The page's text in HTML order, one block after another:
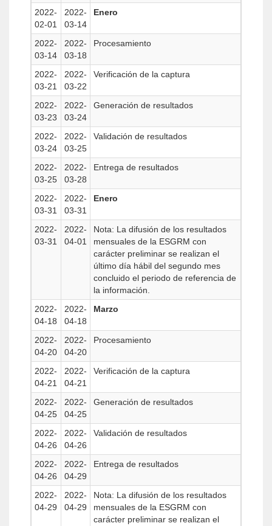
2022-
02-01
2022-
03-14
Enero
2022-
03-14
2022-
03-18
Procesamiento
2022-
03-21
2022-
03-22
Verificación de la captura
2022-
03-23
2022-
03-24
Generación de resultados
2022-
03-24
2022-
03-25
Validación de resultados
2022-
03-25
2022-
03-28
Entrega de resultados
2022-
03-31
2022-
03-31
Enero
2022-
03-31
2022-
04-01
Nota: La difusión de los resultados
mensuales de la ESGRM con
carácter preliminar se realizan el
último día hábil del segundo mes
concluido el periodo de referencia de
la información.
2022-
04-18
2022-
04-18
Marzo
2022-
04-20
2022-
04-20
Procesamiento
2022-
04-21
2022-
04-21
Verificación de la captura
2022-
04-25
2022-
04-25
Generación de resultados
2022-
04-26
2022-
04-26
Validación de resultados
2022-
04-26
2022-
04-29
Entrega de resultados
2022-
04-29
2022-
04-29
Nota: La difusión de los resultados
mensuales de la ESGRM con
carácter preliminar se realizan el